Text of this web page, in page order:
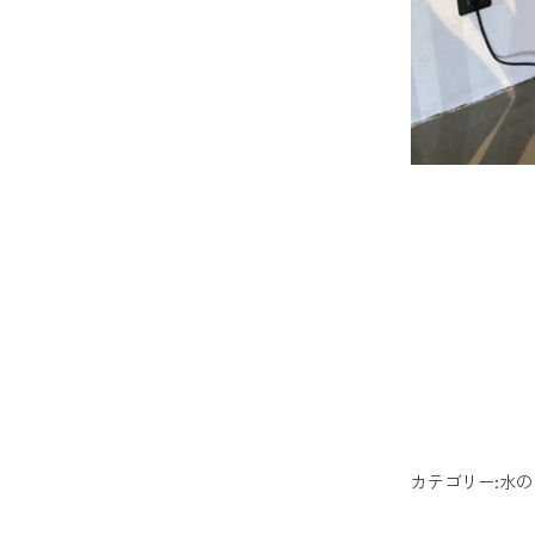
カテゴリー:水